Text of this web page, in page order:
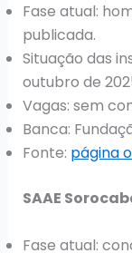
Fase atual:
publicada.
Situação das
outubro de
Vagas: sem
Banca:
Fonte: página
SAAE
Fase atual: